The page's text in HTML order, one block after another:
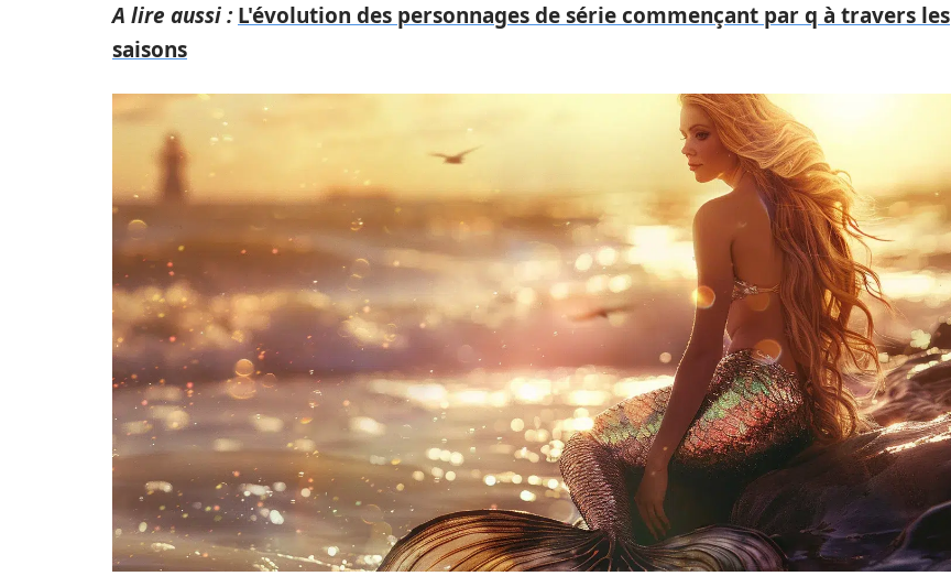
A lire aussi : L'évolution des personnages de série commençant par q à travers les
saisons